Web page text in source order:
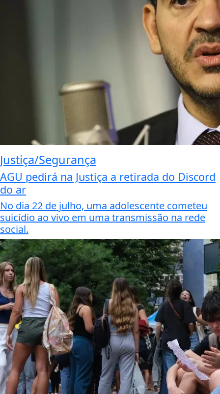
Justiça/Segurança
AGU pedirá na Justiça a retirada do Discord
do ar
No dia 22 de julho, uma adolescente cometeu
suicídio ao vivo em uma transmissão na rede
social.